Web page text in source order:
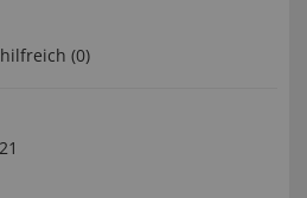
(0)